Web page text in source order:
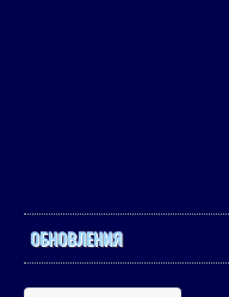
ОБНОВЛЕНИЯ